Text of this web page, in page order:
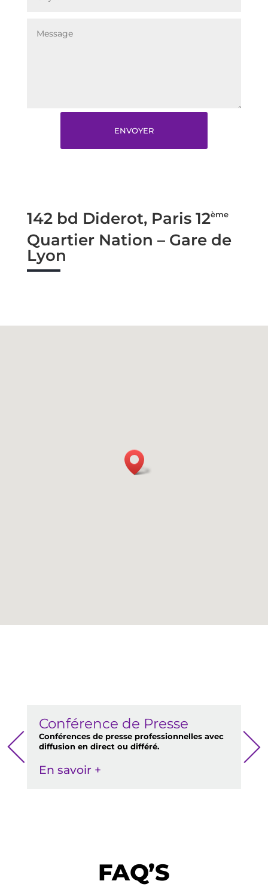
ENVOYER
142 bd Diderot, Paris 12ème
Quartier Nation – Gare de
Lyon
Conférence de Presse
Conférences de presse professionnelles avec
diffusion en direct ou différé.
En savoir +
FAQ’S